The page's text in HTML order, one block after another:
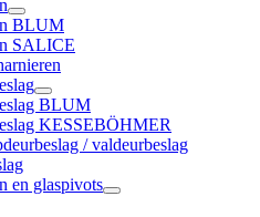
BLUM
SALICE
BLUM
KESSEBÖHMER
/ valdeurbeslag
en glaspivots